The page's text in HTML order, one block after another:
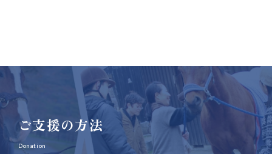
ご支援の方法
Donation